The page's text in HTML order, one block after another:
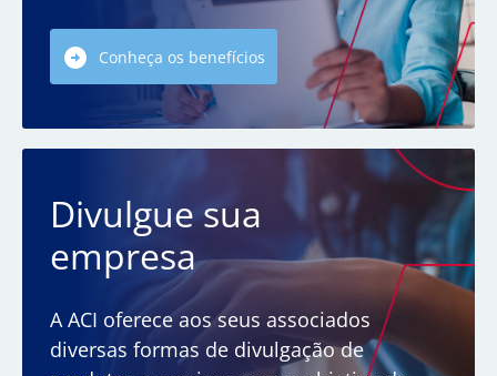
Conheça os benefícios
Divulgue sua
empresa
A ACI oferece aos seus associados
diversas formas de divulgação de